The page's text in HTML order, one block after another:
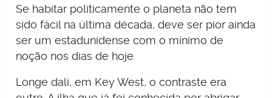
Se habitar politicamente o planeta não tem
sido fácil na última década, deve ser pior ainda
ser um estadunidense com o mínimo de
noção nos dias de hoje.
Longe dali, em Key West, o contraste era